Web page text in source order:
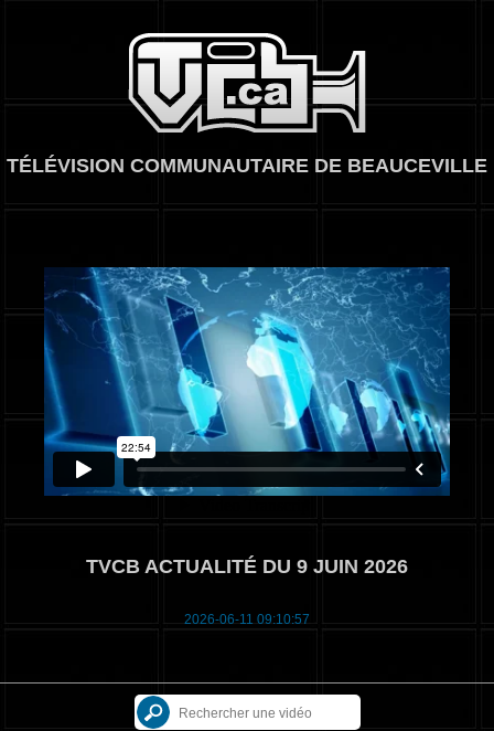
TÉLÉVISION COMMUNAUTAIRE DE BEAUCEVILLE
TVCB ACTUALITÉ DU 9 JUIN 2026
2026-06-11 09:10:57